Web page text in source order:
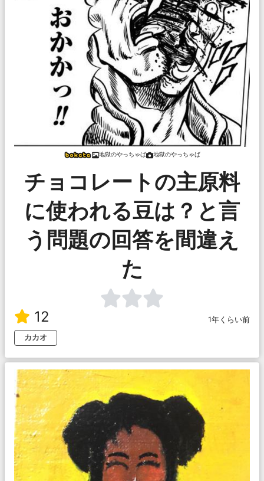
地獄のやっちゃば 地獄のやっちゃば
チョコレートの主原料
に使われる豆は？と言
う問題の回答を間違え
た
12
1年くらい前
カカオ